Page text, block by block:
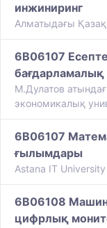
инжиниринг
Алматыдағы
6B06107
М.Дулатов
экономикалық
6B06107
ғылымдары
Astana IT University
6B06108
цифрлық